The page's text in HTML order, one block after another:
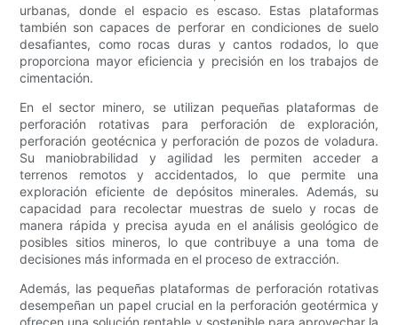
urbanas, donde el espacio es escaso. Estas plataformas
también son capaces de perforar en condiciones de suelo
desafiantes, como rocas duras y cantos rodados, lo que
proporciona mayor eficiencia y precisión en los trabajos de
cimentación.
En el sector minero, se utilizan pequeñas plataformas de
perforación rotativas para perforación de exploración,
perforación geotécnica y perforación de pozos de voladura.
Su maniobrabilidad y agilidad les permiten acceder a
terrenos remotos y accidentados, lo que permite una
exploración eficiente de depósitos minerales. Además, su
capacidad para recolectar muestras de suelo y rocas de
manera rápida y precisa ayuda en el análisis geológico de
posibles sitios mineros, lo que contribuye a una toma de
decisiones más informada en el proceso de extracción.
Además, las pequeñas plataformas de perforación rotativas
desempeñan un papel crucial en la perforación geotérmica y